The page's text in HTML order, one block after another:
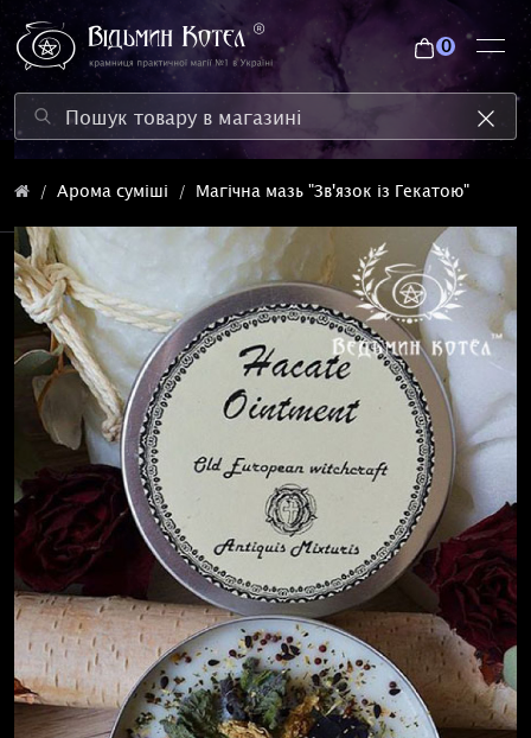
0
Арома суміші Магічна мазь "Зв'язок із Гекатою"